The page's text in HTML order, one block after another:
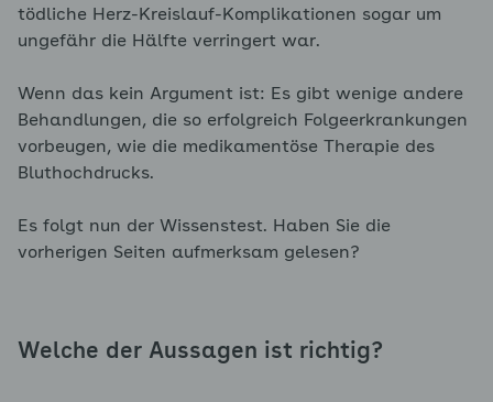
tödliche Herz-Kreislauf-Komplikationen sogar um
ungefähr die Hälfte verringert war.
Wenn das kein Argument ist: Es gibt wenige andere
Behandlungen, die so erfolgreich Folgeerkrankungen
vorbeugen, wie die medikamentöse Therapie des
Bluthochdrucks.
Es folgt nun der Wissenstest. Haben Sie die
vorherigen Seiten aufmerksam gelesen?
Welche der Aussagen ist richtig?